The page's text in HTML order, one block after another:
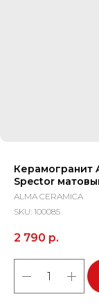
Керамогранит
Spector
ALMA CERAMICA
SKU: 100085
2 790 р.